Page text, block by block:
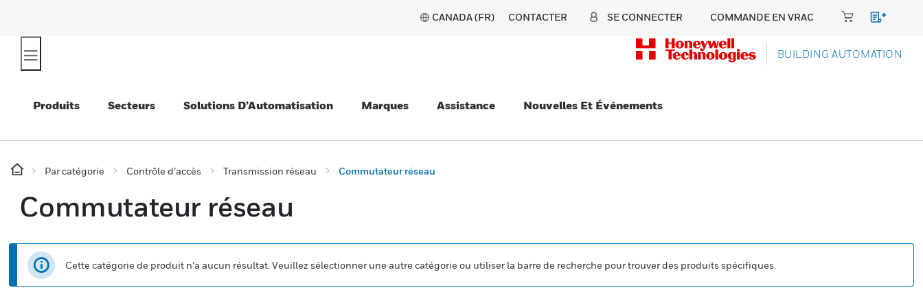
CANADA (FR) CONTACTER SE CONNECTER COMMANDE EN VRAC
BUILDING AUTOMATION
Produits Secteurs Solutions D’Automatisation Marques Assistance Nouvelles Et Événements
Par catégorie Contrôle d’accès Transmission réseau Commutateur réseau
Commutateur réseau
Cette catégorie de produit n’a aucun résultat. Veuillez sélectionner une autre catégorie ou utiliser la barre de recherche pour trouver des produits spécifiques.